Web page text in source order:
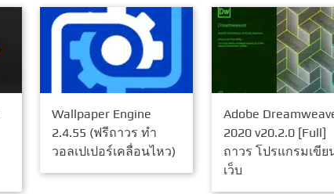
Wallpaper Engine
2.4.55 (ฟรีถาวร ทำ
วอลเปเปอร์เคลื่อนไหว)
Adobe
2020 v20.2.0 [Full]
ถาวร โปรแกรมเขีย
เว็บ